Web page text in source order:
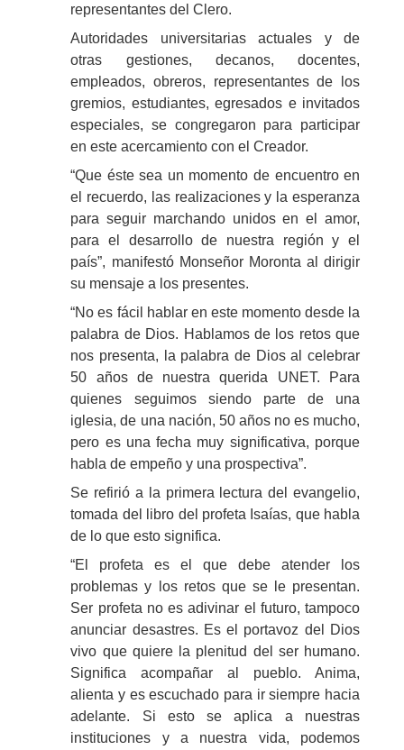
representantes del Clero.
Autoridades universitarias actuales y de
otras gestiones, decanos, docentes,
empleados, obreros, representantes de los
gremios, estudiantes, egresados e invitados
especiales, se congregaron para participar
en este acercamiento con el Creador.
“Que éste sea un momento de encuentro en
el recuerdo, las realizaciones y la esperanza
para seguir marchando unidos en el amor,
para el desarrollo de nuestra región y el
país”, manifestó Monseñor Moronta al dirigir
su mensaje a los presentes.
“No es fácil hablar en este momento desde la
palabra de Dios. Hablamos de los retos que
nos presenta, la palabra de Dios al celebrar
50 años de nuestra querida UNET. Para
quienes seguimos siendo parte de una
iglesia, de una nación, 50 años no es mucho,
pero es una fecha muy significativa, porque
habla de empeño y una prospectiva”.
Se refirió a la primera lectura del evangelio,
tomada del libro del profeta Isaías, que habla
de lo que esto significa.
“El profeta es el que debe atender los
problemas y los retos que se le presentan.
Ser profeta no es adivinar el futuro, tampoco
anunciar desastres. Es el portavoz del Dios
vivo que quiere la plenitud del ser humano.
Significa acompañar al pueblo. Anima,
alienta y es escuchado para ir siempre hacia
adelante. Si esto se aplica a nuestras
instituciones y a nuestra vida, podemos